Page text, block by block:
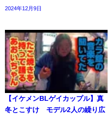
2024年12月9日
【イケメンBLゲイカップル】真
冬とこすけ モデル2人の繰り広